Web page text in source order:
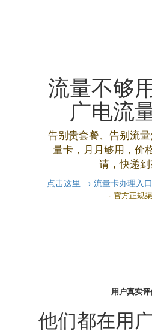
流量不够
广电流
告别贵套餐、告别流
量卡，月月够用，价
请，快递到
点击这里 → 流量卡办理入口
· 官方正规
用户真实
他们都在用